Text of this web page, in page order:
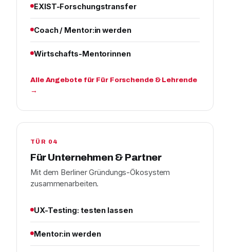
EXIST-Forschungstransfer
Coach / Mentor:in werden
Wirtschafts-Mentorinnen
Alle Angebote für Für Forschende & Lehrende
→
TÜR 04
Für Unternehmen & Partner
Mit dem Berliner Gründungs-Ökosystem
zusammenarbeiten.
UX-Testing: testen lassen
Mentor:in werden